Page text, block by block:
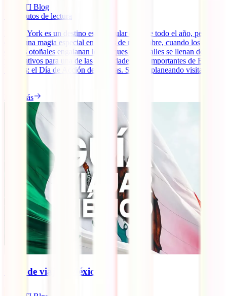
IATI Blog
minutos de lectura
Nueva York es un destino espectacular durante todo el año, pero
cobra una magia especial en el mes de noviembre, cuando los
colores otoñales engalanan los parques y las calles se llenan de
preparativos para una de las festividades más importantes de Estados
Unidos: el Día de Acción de Gracias. Si estás planeando visitar la
Leer más
Guía de viaje a México